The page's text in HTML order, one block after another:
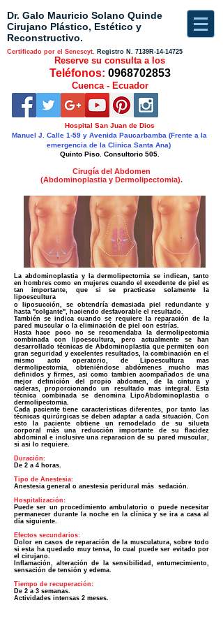
Dr. Galo Mauricio Solano Quinde
Cirujano Plástico, Estético y
Reconstructivo.
Certificado por el Senescyt. Registro N. 7139R-14-14725
Reserve su consulta a los
Teléfonos: 0968702853
Cuenca - Ecuador
Hospital San Juan de Dios
Manuel J. Calle 1-59 y Avenida Paucarbamba (Frente a la
emergencia de la Clinica Santa Ana)
Quinto Piso. Consultorio 505.
Cirugía del Abdomen
(Abdominoplastia y Dermolipectomia).
La abdominoplastia y la dermolipectomia se indican, tanto
en hombres como en mujeres cuando el excedente de piel es
tan importante, que si se practicase solamente la
lipoescultura
o liposucción, se obtendría demasiada piel redundante y
hasta "colgante", haciendo desfavorable el resultado.
También se indica cuando se requiere la reparación de la
pared muscular o la eliminación de piel con estrías.
Hasta hace poco no se recomendaba la dermolipectomia
combinada con lipoescultura, pero actualmente se han
desarrollado técnicas de Abdominoplastia que permiten con
gran seguridad y excelentes resultados, la combinación en el
mismo acto operatorio, de Lipoescultura mas
dermolipectomia, obteniéndose abdómenes mucho mas
definidos y firmes, asi como tambien acompañados de una
mejor definición del propio abdomen, de la cintura y
caderas, proporcionando un resultado mas integral. Esta
técnica combinada se denomina LipoAbdominoplastia o
dermolipectomia.
Cada paciente tiene caracteristicas diferentes, por tanto las
técnicas quirúrgicas se deben adaptar a cada situación. Con
esto la paciente obtiene un remodelado de su silueta
corporal más una reducción importante de su flacidez
abdominal e inclusive una reparacion de su pared muscular,
si asi lo requiere.
Duración:
De 2 a 4 horas.
Tipo de Anestesia:
Anestesia general o anestesia peridural más sedación.
Hospitalización:
Puede ser un procedimiento ambulatorio o puede necesitar
permanecer durante la noche en la clínica y se ira a casa al
día siguiente.
Efectos secundarios:
Dolor en casos de reparación de la musculatura, sobre todo
si esta ha quedado muy tensa, lo cual puede ser evitado por
el cirujano.
Inflamación, alteración de la sensibilidad, entumecimiento,
sensación de tensión y edema.
Tiempo de recuperación:
De 2 a 3 semanas.
Actividades intensas 2 meses.